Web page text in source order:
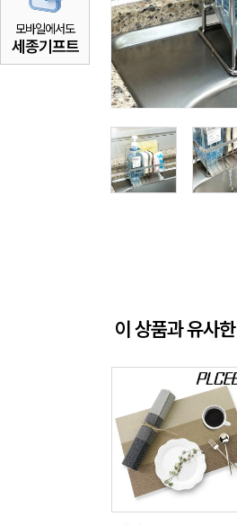
모바일에서도
세종기프트
이 상품과 유사한